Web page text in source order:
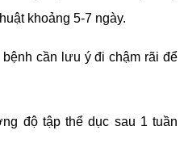
khoảng 5-7 ngày.
cần lưu ý đi chậm rãi để
độ tập thể dục sau 1 tuần